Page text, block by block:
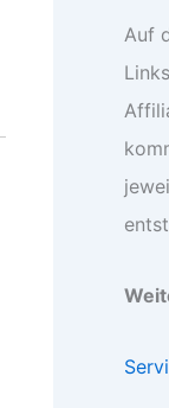
Auf